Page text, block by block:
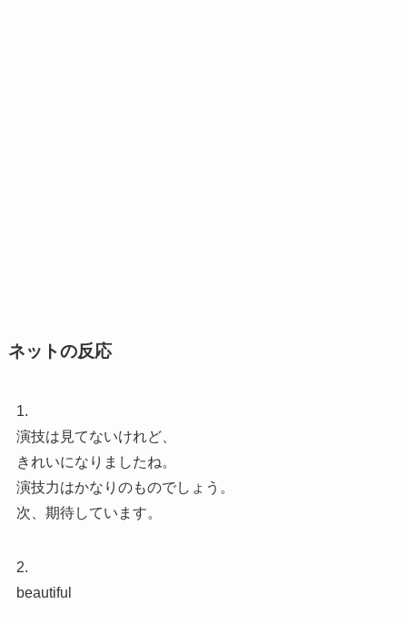
ネットの反応
1.
演技は見てないけれど、
きれいになりましたね。
演技力はかなりのものでしょう。
次、期待しています。
2.
beautiful